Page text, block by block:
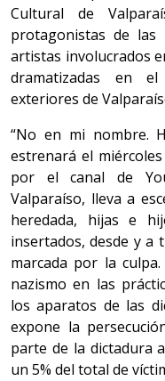
Cultural de
protagonistas de las
artistas involucrados
dramatizadas en
exteriores de
“No en mi nombre.
estrenará el
por el canal de
Valparaíso, lleva a
heredada, hijas e
insertados, desde y a
marcada por la
nazismo en las
los aparatos de las
expone la
parte de la dictadura
un 5% del total de